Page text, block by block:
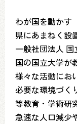
わが国を動かす
県にあまねく設
一般社団法人
国の国立大学が
様々な活動にお
必要な環境づく
等教育・学術研
急速な人口減少